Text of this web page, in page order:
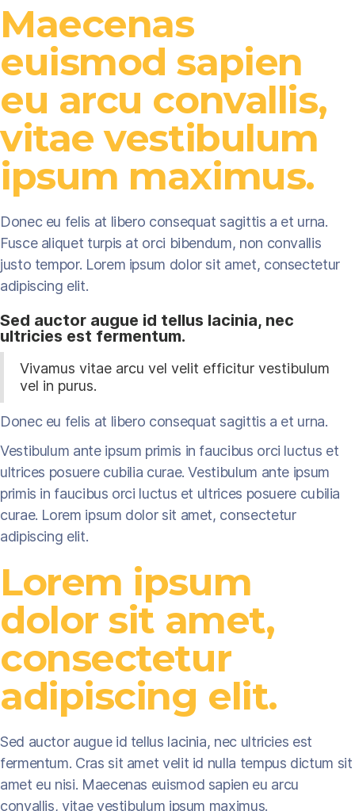
Maecenas
euismod sapien
eu arcu convallis,
vitae vestibulum
ipsum maximus.
Donec eu felis at libero consequat sagittis a et urna.
Fusce aliquet turpis at orci bibendum, non convallis
justo tempor. Lorem ipsum dolor sit amet, consectetur
adipiscing elit.
Sed auctor augue id tellus lacinia, nec
ultricies est fermentum.
Vivamus vitae arcu vel velit efficitur vestibulum
vel in purus.
Donec eu felis at libero consequat sagittis a et urna.
Vestibulum ante ipsum primis in faucibus orci luctus et
ultrices posuere cubilia curae. Vestibulum ante ipsum
primis in faucibus orci luctus et ultrices posuere cubilia
curae. Lorem ipsum dolor sit amet, consectetur
adipiscing elit.
Lorem ipsum
dolor sit amet,
consectetur
adipiscing elit.
Sed auctor augue id tellus lacinia, nec ultricies est
fermentum. Cras sit amet velit id nulla tempus dictum sit
amet eu nisi. Maecenas euismod sapien eu arcu
convallis, vitae vestibulum ipsum maximus.